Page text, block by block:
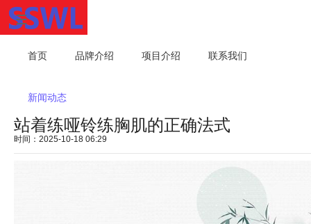
首页 品牌介绍 项目介绍 联系我们
新闻动态
站着练哑铃练胸肌的正确法式
时间：2025-10-18 06:29